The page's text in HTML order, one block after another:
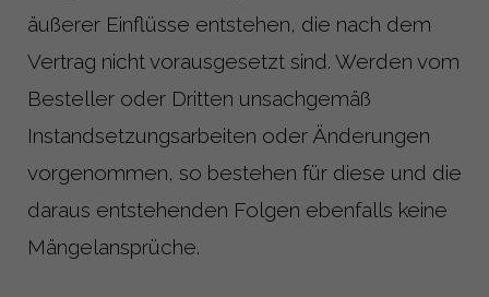
äußerer Einflüsse entstehen, die nach dem
Vertrag nicht vorausgesetzt sind. Werden vom
Besteller oder Dritten unsachgemäß
Instandsetzungsarbeiten oder Änderungen
vorgenommen, so bestehen für diese und die
daraus entstehenden Folgen ebenfalls keine
Mängelansprüche.